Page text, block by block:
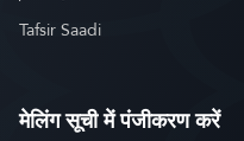
Tafsir Saadi
मेलिंग सूची में पंजीकरण करें